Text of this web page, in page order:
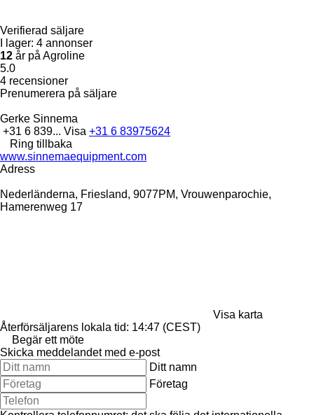
Verifierad säljare
I lager: 4 annonser
12 år på Agroline
5.0
4 recensioner
Prenumerera på säljare
Gerke Sinnema
+31 6 839... Visa +31 6 83975624
Ring tillbaka
www.sinnemaequipment.com
Adress
Nederländerna, Friesland, 9077PM, Vrouwenparochie,
Hamerenweg 17
Visa karta
Återförsäljarens lokala tid: 14:47 (CEST)
Begär ett möte
Skicka meddelandet med e-post
Ditt namn
Företag